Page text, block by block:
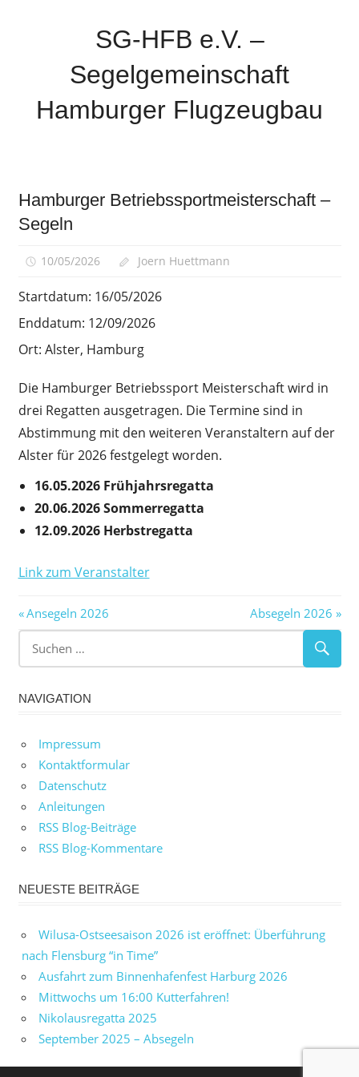
SG-HFB e.V. –
Segelgemeinschaft
Hamburger Flugzeugbau
Sportgemeinschaft
Hamburg
Hamburger Betriebssportmeisterschaft –
Segeln
10/05/2026 Joern Huettmann
Startdatum: 16/05/2026
Enddatum: 12/09/2026
Ort: Alster, Hamburg
Die Hamburger Betriebssport Meisterschaft wird in
drei Regatten ausgetragen. Die Termine sind in
Abstimmung mit den weiteren Veranstaltern auf der
Alster für 2026 festgelegt worden.
16.05.2026 Frühjahrsregatta
20.06.2026 Sommerregatta
12.09.2026 Herbstregatta
Link zum Veranstalter
Beitragsnavigation
Vorheriger
Beitrag:
Ansegeln 2026
Nächster
Beitrag:
Absegeln 2026
NAVIGATION
Impressum
Kontaktformular
Datenschutz
Anleitungen
RSS Blog-Beiträge
RSS Blog-Kommentare
NEUESTE BEITRÄGE
Wilusa-Ostseesaison 2026 ist eröffnet: Überführung
nach Flensburg “in Time”
Ausfahrt zum Binnenhafenfest Harburg 2026
Mittwochs um 16:00 Kutterfahren!
Nikolausregatta 2025
September 2025 – Absegeln